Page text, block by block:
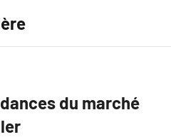
du marché